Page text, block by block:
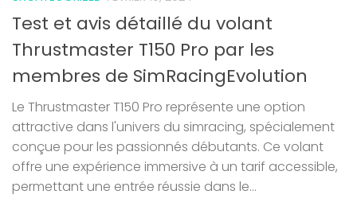
Test et avis détaillé du volant
Thrustmaster T150 Pro par les
membres de SimRacingEvolution
Le Thrustmaster T150 Pro représente une option
attractive dans l'univers du simracing, spécialement
conçue pour les passionnés débutants. Ce volant
offre une expérience immersive à un tarif accessible,
permettant une entrée réussie dans le...